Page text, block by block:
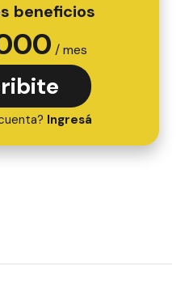
beneficios
/ mes
Ingresá